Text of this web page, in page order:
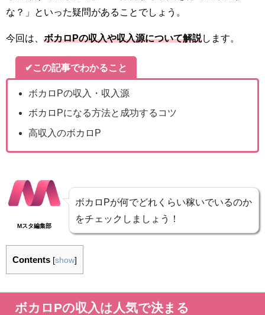
な？」といった疑問があることでしょう。
今回は、 ボカロPの収入や収入源について解説します。
✔この記事でわかること
ボカロPの収入・収入源
ボカロPになる方法と成功するコツ
高収入のボカロP
Mスタ編集部
ボカロPが何でどれくらい稼いでいるのか
をチェックしましょう！
Contents [show]
ボカロPの収入は人気で決まる